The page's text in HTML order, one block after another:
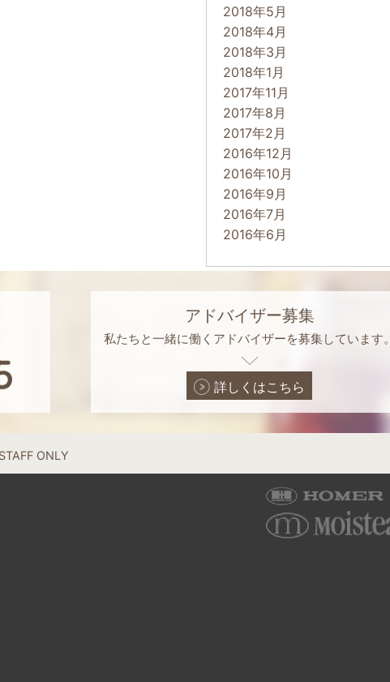
2018年5月
2018年4月
2018年3月
2018年1月
2017年11月
2017年8月
2017年2月
2016年12月
2016年10月
2016年9月
2016年7月
2016年6月
アドバイザー募集
私たちと一緒に働くアドバイザーを募集しています。
詳しくはこちら
STAFF ONLY